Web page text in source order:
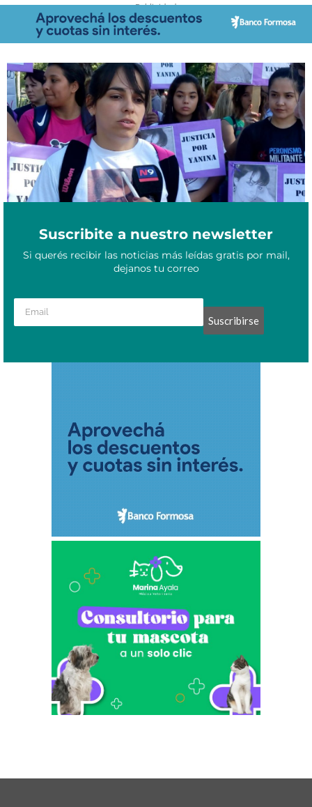
- Publicidad -
Belén Sequeira: “Fue muy importante que las mujeres griten el
nombre de Yanina en las calles”
Marzo 21, 2022
Suscribite a nuestro newsletter
Si querés recibir las noticias más leídas gratis por mail,
dejanos tu correo
Suscribirse